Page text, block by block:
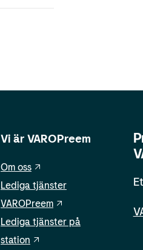
Vi är VAROPreem
Om oss
Lediga tjänster
VAROPreem
Lediga tjänster på
station